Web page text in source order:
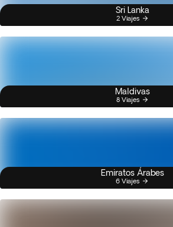
Sri Lanka
2 Viajes
Maldivas
8 Viajes
Emiratos Árabes
6 Viajes